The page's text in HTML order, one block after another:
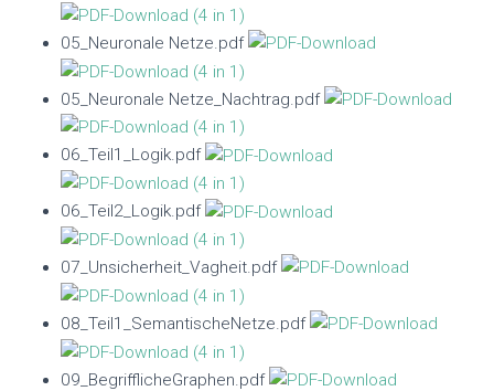
05_Neuronale Netze.pdf
05_Neuronale Netze_Nachtrag.pdf
06_Teil1_Logik.pdf
06_Teil2_Logik.pdf
07_Unsicherheit_Vagheit.pdf
08_Teil1_SemantischeNetze.pdf
09_BegrifflicheGraphen.pdf